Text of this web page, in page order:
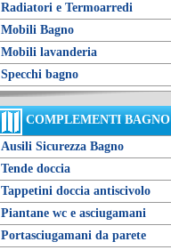
Radiatori e Termoarredi
Mobili Bagno
Mobili lavanderia
Specchi bagno
COMPLEMENTI BAGNO
Ausili Sicurezza Bagno
Tende doccia
Tappetini doccia antiscivolo
Piantane wc e asciugamani
Portasciugamani da parete